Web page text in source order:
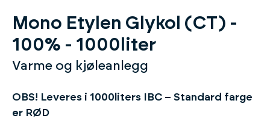
Mono Etylen Glykol (CT) -
100% - 1000liter
Varme og kjøleanlegg
OBS! Leveres i 1000liters IBC – Standard farge
er RØD